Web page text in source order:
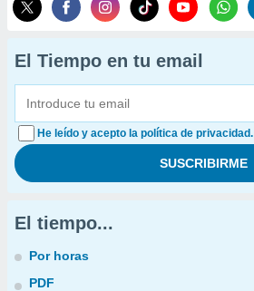
El Tiempo en tu email
He leído y acepto la política de privacidad.
El tiempo...
Por horas
PDF